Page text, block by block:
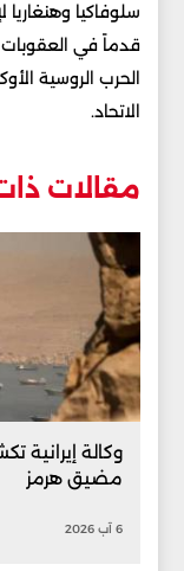
سلوفاكيا
قدماً في العقوبات
الحرب الروسية
الاتحاد.
مقالات
وكالة إيرانية
مضيق هرمز
6 آب 2026